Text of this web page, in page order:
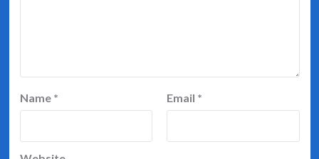
Name * Email *